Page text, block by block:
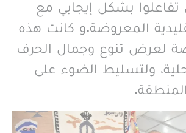
تفاعلوا بشكل إيجابي مع
المعروضة.و كانت هذه
لعرض تنوع وجمال الحرف
ولتسليط الضوء على